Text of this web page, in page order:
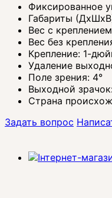
Фиксированное
Габариты
Вес с
Вес без
Крепление: 1-
Удаление
Поле зрения: 4°
Выходной
Страна
Задать вопрос